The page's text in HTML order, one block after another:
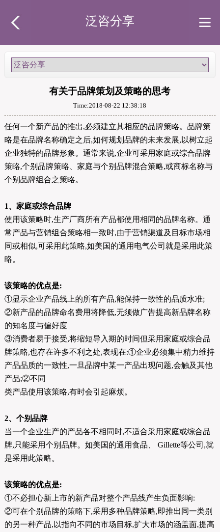
泛咨分享
有关于品牌策划及策略的思考
Time:2018-08-22 12:38:18
任何一个新产品的推出,必须建立其相应的品牌策略。品牌策
略是在品牌名称确定之后,如何规划品牌的未来发展,以树立起
企业独特的品牌形象。通常来说,企业可采用家庭或综合品牌
策略,个别品牌策略、家庭与个别品牌混合策略,或商标名称与
个别品牌组合之策略。
1、家庭或综合品牌
使用该策略时,生产厂商所有产品都使用相同的品牌名称。通
常产品与营销组合策略相一致时,由于营销渠道及目标市场相
同或相似,可采用此策略,如美国的通用电气公司就是采用此策
略。
该策略的优点是:
①显示企业产品线上的所有产品,能保持一致性的品质水准;
②新产品的品牌命名费用将降低,无须做广告提高新品牌名称
的知名度与偏好度
③消费者易于接受,将缩短导入期的时间但采用家庭或综合品
牌策略,也存在许多不利之处,表现在:①企业必须集中精力维持
产品品质的一致性,一旦品牌中某一产品出现问题,会触及其他
产品;②不同
类产品使用该策略,有时会引起麻烦。
2、个别品牌
当一个企业生产的产品各不相同时,不适合采用家庭或综合品
牌,只能采用个别品牌。如美国的通用食品、 Gillette等公司,就
是采用此策略。
该策略的优点是:
①不必担心新上市的新产品对整个产品线产生负面影响:
②可在个别品牌的策略下,采用多种品牌策略,即推出同一类别
的另一种产品,以指向不同的市场目标,扩大市场的涵盖面,提高